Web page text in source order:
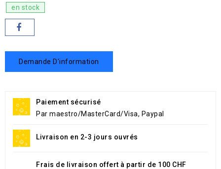
en stock
Demande D'information
Paiement sécurisé
Par maestro/MasterCard/Visa, Paypal
Livraison en 2-3 jours ouvrés
Frais de livraison offert à partir de 100 CHF